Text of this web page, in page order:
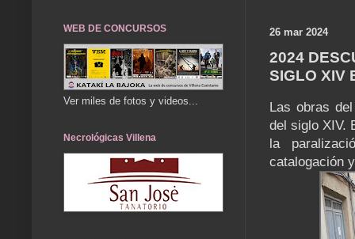
26 mar 2024
2024
SIGLO XIV
Las obras
del siglo XIV.
la
catalogación
WEB DE CONCURSOS
Ver miles de fotos y videos...
Necrológicas Villena